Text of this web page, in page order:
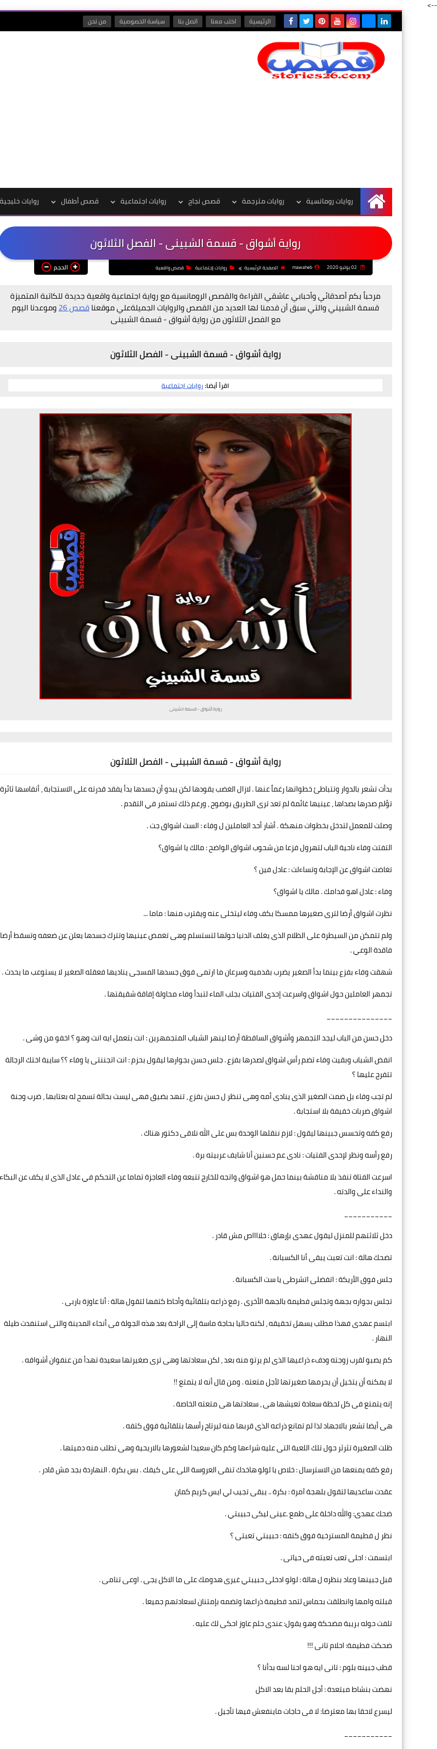
-->
الرئيسية اكتب معنا اتصل بنا سياسة الخصوصية من نحن
الرئيسية
روايات رومانسية روايات مترجمة قصص نجاح روايات اجتماعية قصص أطفال روايات خليجية
رواية أشواق - قسمة الشبينى - الفصل الثلاثون
mawaheb الصفحة الرئيسية روايات إجتماعية قصص واقعية الحجم
مرحباً بكم أصدقائي وأحبابي عاشقي القراءة والقصص الرومانسية مع رواية اجتماعية واقعية جديدة للكاتبة المتميزة
قسمة الشبيني والتي سبق أن قدمنا لها العديد من القصص والروايات الجميلةعلي موقعناقصص 26 وموعدنا اليوم
مع الفصل الثلاثون من رواية أشواق - قسمة الشبينى
رواية أشواق - قسمة الشبينى - الفصل الثلاثون
اقرأ أيضا:روايات اجتماعية
رواية أشواق - قسمة الشبينى
رواية أشواق - قسمة الشبينى - الفصل الثلاثون
بدأت تشعر بالدوار وتتباطئ خطواتها رغماً عنها . لازال الغضب يقودها لكن يبدو أن جسدها بدأ يفقد قدرته على الاستجابة ، أنفاسها ثائرة
تؤلم صدرها بصداها ، عينيها غائمة لم تعد ترى الطريق بوضوح ، ورغم ذلك تستمر في التقدم .
وصلت للمعمل لتدخل بخطوات منهكة . أشار أحد العاملين ل وفاء : الست اشواق جت .
التفتت وفاء ناحية الباب لتهرول فزعا من شحوب اشواق الواضح : مالك يا اشواق؟
تغاضت اشواق عن الإجابة وتساءلت : عادل فين ؟
وفاء : عادل اهو قدامك . مالك يا اشواق؟
نظرت اشواق أرضا لترى صغيرها ممسكا بكف وفاء ليتخلى عنه ويقترب منها : ماما ...
ولم تتمكن من السيطرة على الظلام الذى يغلف الدنيا حولها لتستسلم وهى تغمض عينيها وتترك جسدها يعلن عن ضعفه وتسقط أرضا
فاقدة الوعي .
شهقت وفاء بفزع بينما بدأ الصغير يضرب بقدميه وسرعان ما ارتمى فوق جسدها المسجى يناديها فعقله الصغير لا يستوعب ما يحدث .
تجمهر العاملين حول اشواق واسرعت إحدى الفتيات بجلب الماء لتبدأ وفاء محاولة إفاقة شقيقتها .
_______________
دخل حسن من الباب ليجد التجمهر وأشواق الساقطة أرضا لينهر الشباب المتجمهرين : انت بتعمل ايه انت وهو ؟ اخفو من وشى .
انفض الشباب وبقيت وفاء تضم رأس اشواق لصدرها بفزع . جلس حسن بجوارها ليقول بحزم : انت اتجننتى يا وفاء ؟؟ سايبة اختك الرجالة
تتفرج عليها ؟
لم تجب وفاء بل ضمت الصغير الذى ينادى أمه وهى تنظر ل حسن بفزع ، تنهد بضيق فهى ليست بحالة تسمح له بعتابها ، ضرب وجنة
اشواق ضربات خفيفة بلا استجابة .
رفع كفه وتحسس جبينها ليقول : لازم ننقلها الوحدة بس على الله نلاقى دكتور هناك .
رفع رأسه ونظر لإحدى الفتيات : نادى عم حسنين أنا شايف عربيته برة .
اسرعت الفتاة تنفذ بلا مناقشة بينما حمل هو اشواق واتجه للخارج تتبعه وفاء العاجزة تماما عن التحكم في عادل الذى لا يكف عن البكاء
والنداء على والدته .
___________
دخل ثلاثتهم للمنزل ليقول عهدى بإرهاق : خلااااص مش قادر .
تضحك هالة : انت تعبت يبقى أنا الكسبانة .
جلس فوق الأريكة : اتفضلى اتشرطى يا ست الكسبانة .
تجلس بجواره بجهة وتجلس فطيمة بالجهة الأخرى . رفع ذراعه بتلقائية وأحاط كتفها لتقول هالة : أنا عاوزة باربى .
ابتسم عهدى فهذا مطلب يسهل تحقيقه ، لكنه حاليا بحاجة ماسة إلى الراحة بعد هذه الجولة فى أنحاء المدينة والتى استنفدت طيلة
النهار .
كم يصبو لقرب زوجته ودفء ذراعيها الذى لم يرتو منه بعد ، لكن سعادتها وهى ترى صغيرتها سعيدة تهدأ من عنفوان أشواقه .
لا يمكنه أن يتخيل أن يحرمها صغيرتها لأجل متعته . ومن قال أنه لا يتمتع !!
إنه يتمتع فى كل لحظة سعادة تعيشها هى ، سعادتها هى متعته الخاصة .
هى أيضا تشعر بالاجهاد لذا لم تمانع ذراعه الذى قربها منه ليرتاح رأسها بتلقائية فوق كتفه .
ظلت الصغيرة تثرثر حول تلك اللعبة التى عليه شراءها وكم كان سعيدا لشعورها بالاريحية وهى تطلب منه دميتها .
رفع كفه يمنعها من الاسترسال : خلاص يا لولو هاخدك تنقى العروسة اللى على كيفك . بس بكرة . النهاردة بجد مش قادر .
عقدت ساعديها لتقول بلهجة آمرة : بكرة .. يبقى تجيب لي ايس كريم كمان
ضحك عهدى: والله داخلة على طمع .عينى ليكى حبيبتي .
نظر ل فطيمة المسترخية فوق كتفه : حبيبتي تعبتى ؟
ابتسمت : احلى تعب تعبته فى حياتى .
قبل جبينها وعاد بنظره ل هالة : لولو ادخلى حبيبتي غيرى هدومك على ما الاكل يجى . اوعى تنامى .
قبلته وامها وانطلقت بحماس لتمد فطيمة ذراعها وتضمه بإمتنان لسعادتهم جميعا .
تلفت حوله بريبة مضحكة وهو يقول: عندى حلم عاوز احكى لك عليه .
ضحكت فطيمة: احلام تانى !!!
قطب جبينه بلوم : تانى ايه هو احنا لسه بدأنا ؟
نهضت بنشاط مبتعدة : أجل الحلم بقا بعد الاكل
ليسرع لاحقا بها معترضا: لا فى حاجات ماينفعش فيها تأجيل .
___________